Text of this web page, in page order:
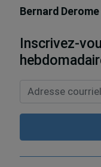
Bernard Derome
Inscrivez-